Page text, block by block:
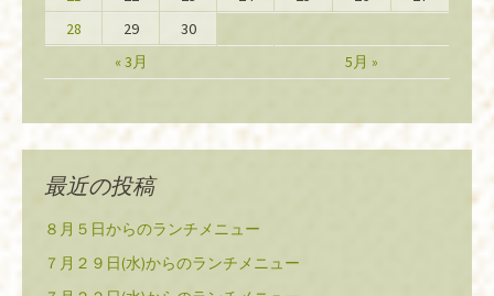
« 3月 5月 »
28
29 30
最近の投稿
８月５日からのランチメニュー
７月２９日(水)からのランチメニュー